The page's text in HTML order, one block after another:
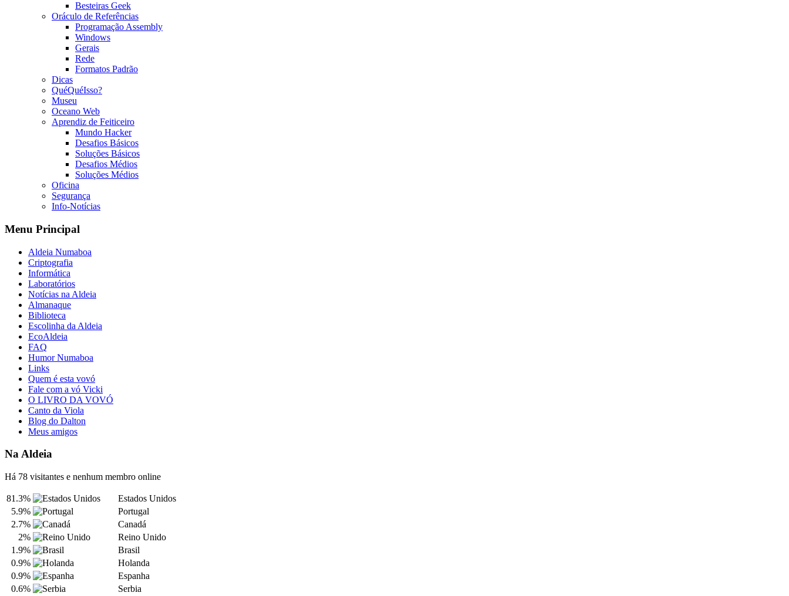
Besteiras Geek
Oráculo de Referências
Programação Assembly
Windows
Gerais
Rede
Formatos Padrão
Dicas
QuéQuéIsso?
Museu
Oceano Web
Aprendiz de Feiticeiro
Mundo Hacker
Desafios Básicos
Soluções Básicos
Desafios Médios
Soluções Médios
Oficina
Segurança
Info-Notícias
Menu Principal
Aldeia Numaboa
Criptografia
Informática
Laboratórios
Notícias na Aldeia
Almanaque
Biblioteca
Escolinha da Aldeia
EcoAldeia
FAQ
Humor Numaboa
Links
Quem é esta vovó
Fale com a vó Vicki
O LIVRO DA VOVÓ
Canto da Viola
Blog do Dalton
Meus amigos
Na Aldeia
Há 78 visitantes e nenhum membro online
81.3%
Estados Unidos
5.9%
Portugal
2.7%
Canadá
2%
Reino Unido
1.9%
Brasil
0.9%
Holanda
0.9%
Espanha
0.6%
Serbia